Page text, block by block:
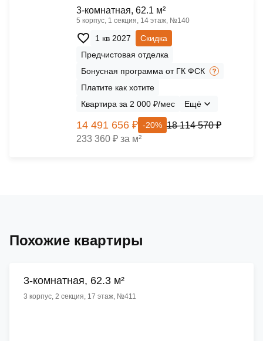
3-комнатная, 62.1 м²
5 корпус, 1 секция, 14 этаж, №140
1 кв 2027
Скидка
Предчистовая отделка
Бонусная программа от ГК ФСК
Платите как хотите
Квартира за 2 000 ₽/мес
Ещё
14 491 656 ₽ -20% 18 114 570 ₽
233 360 ₽ за м²
Похожие квартиры
3-комнатная, 62.3 м²
3 корпус, 2 секция, 17 этаж, №411